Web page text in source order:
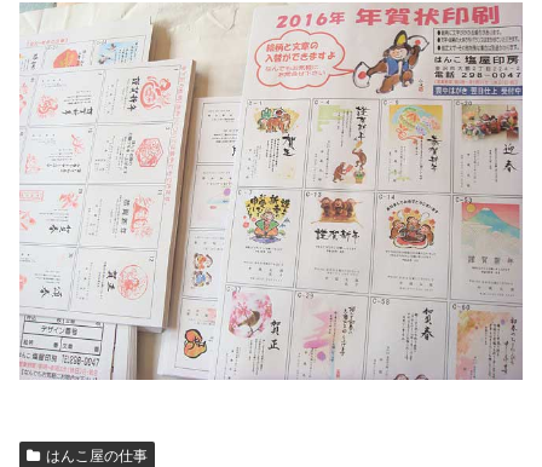
はんこ屋の仕事